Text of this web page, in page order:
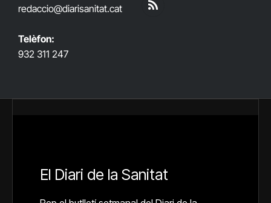
redaccio@diarisanitat.cat
Telèfon:
932 311 247
RSS